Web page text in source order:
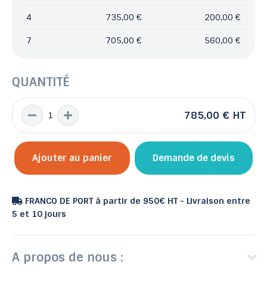
4 735,00 € 200,00 €
7 705,00 € 560,00 €
QUANTITÉ
785,00 € HT
Ajouter au panier Demande de devis
FRANCO DE PORT à partir de 950€ HT - Livraison entre
5 et 10 jours
A propos de nous :